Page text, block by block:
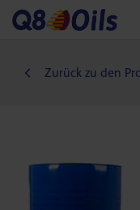
Zurück zu den